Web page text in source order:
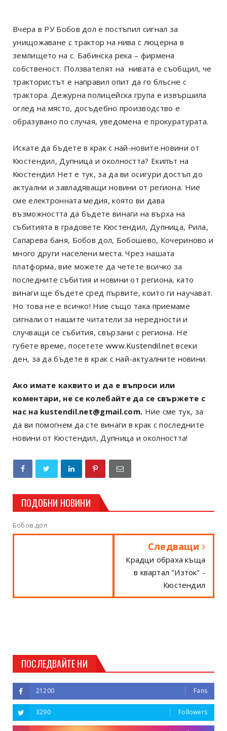
Вчера в РУ Бобов дол е постъпил сигнал за
унищожаване с трактор на нива с люцерна в
землището на с. Бабинска река – фирмена
собственост. Ползвателят на нивата е съобщил, че
трактористът е направил опит да го блъсне с
трактора. Дежурна полицейска група е извършила
оглед на място, досъдебно производство е
образувано по случая, уведомена е прокуратурата.
Искате да бъдете в крак с най-новите новини от
Кюстендил, Дупница и околността? Екипът на
Кюстендил Нет е тук, за да ви осигури достъп до
актуални и завладяващи новини от региона. Ние
сме електронната медия, която ви дава
възможността да бъдете винаги на върха на
събитията в градовете Кюстендил, Дупница, Рила,
Сапарева баня, Бобов дол, Бобошево, Кочериново и
много други населени места. Чрез нашата
платформа, вие можете да четете всичко за
последните събития и новини от региона, като
винаги ще бъдете сред първите, които ги научават.
Но това не е всичко! Ние също така приемаме
сигнали от нашите читатели за нередности и
случващи се събития, свързани с региона. Не
губете време, посетете www.Kustendil.net всеки
ден, за да бъдете в крак с най-актуалните новини.
Ако имате каквито и да е въпроси или
коментари, не се колебайте да се свържете с
нас на kustendil.net@gmail.com. Ние сме тук, за
да ви помогнем да сте винаги в крак с последните
новини от Кюстендил, Дупница и околността!
ПОДОБНИ НОВИНИ
Бобов дол
Следващи
Крадци обраха къща
в квартал "Изток" -
Кюстендил
ПОСЛЕДВАЙТЕ НИ
21200 Fans
3290 Followers